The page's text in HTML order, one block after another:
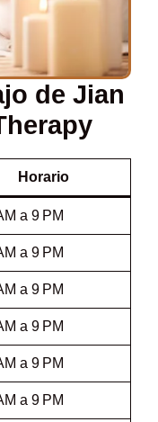
de Jian
Horario
a 9 PM
a 9 PM
a 9 PM
a 9 PM
a 9 PM
a 9 PM